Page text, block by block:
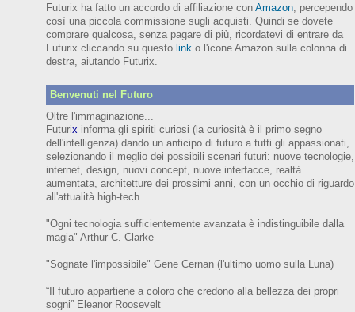
Futurix ha fatto un accordo di affiliazione con Amazon, percependo
così una piccola commissione sugli acquisti. Quindi se dovete
comprare qualcosa, senza pagare di più, ricordatevi di entrare da
Futurix cliccando su questo link o l'icone Amazon sulla colonna di
destra, aiutando Futurix.
Benvenuti nel Futuro
Oltre l'immaginazione...
Futurix informa gli spiriti curiosi (la curiosità è il primo segno
dell'intelligenza)dando un anticipo di futuroa tutti gli appassionati,
selezionando il meglio dei possibili scenari futuri: nuove tecnologie,
internet, design, nuovi concept, nuove interfacce, realtà
aumentata, architetture dei prossimi anni, con un occhio di riguardo
all'attualità high-tech.
"Ogni tecnologia sufficientemente avanzata è indistinguibile dalla
magia" Arthur C. Clarke
"Sognate l'impossibile" Gene Cernan (l'ultimo uomo sulla Luna)
“Il futuro appartiene a coloro che credono alla bellezza dei propri
sogni” EleanorRoosevelt